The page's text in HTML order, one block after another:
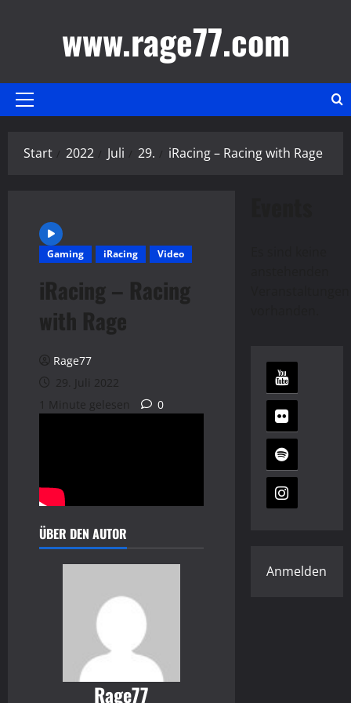
www.rage77.com
Primäres
Start 2022 Juli 29. iRacing – Racing with Rage
Gaming iRacing Video
iRacing – Racing
with Rage
Rage77
29. Juli 2022
1 Minute gelesen
0
ÜBER DEN AUTOR
Rage77
Anmelden